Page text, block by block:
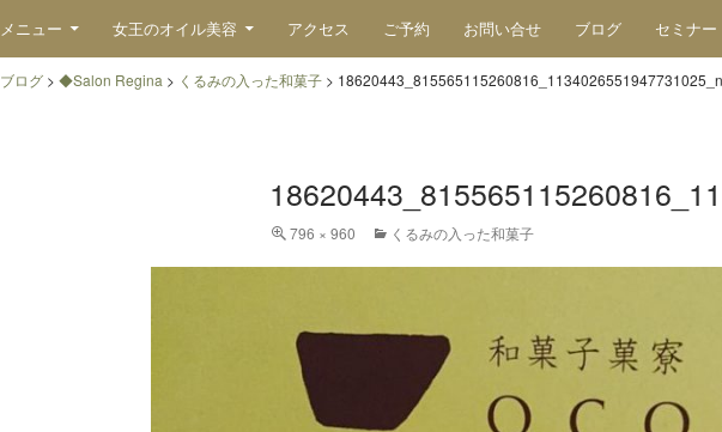
メニュー 女王のオイル美容 アクセス ご予約 お問い合せ ブログ セミナー
ブログ > ◆Salon Regina > くるみの入った和菓子 > 18620443_815565115260816_1134026551947731025_n
796 × 960 くるみの入った和菓子